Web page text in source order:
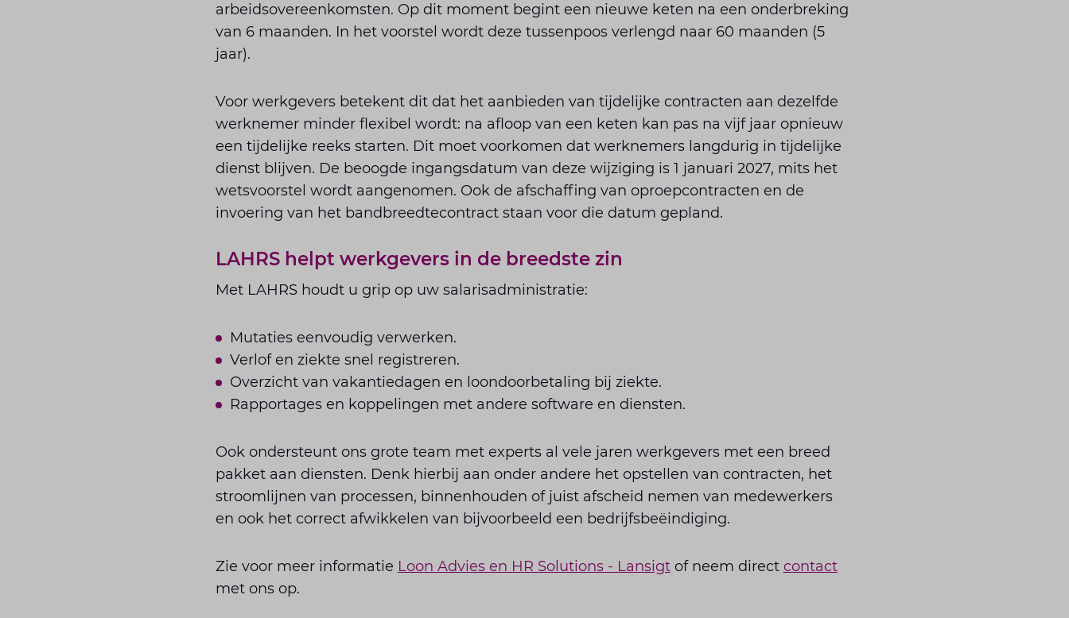
arbeidsovereenkomsten. Op dit moment begint een nieuwe keten na een onderbreking
van 6 maanden. In het voorstel wordt deze tussenpoos verlengd naar 60 maanden (5
jaar).
Voor werkgevers betekent dit dat het aanbieden van tijdelijke contracten aan dezelfde
werknemer minder flexibel wordt: na afloop van een keten kan pas na vijf jaar opnieuw
een tijdelijke reeks starten. Dit moet voorkomen dat werknemers langdurig in tijdelijke
dienst blijven. De beoogde ingangsdatum van deze wijziging is 1 januari 2027, mits het
wetsvoorstel wordt aangenomen. Ook de afschaffing van oproepcontracten en de
invoering van het bandbreedtecontract staan voor die datum gepland.
LAHRS helpt werkgevers in de breedste zin
Met LAHRS houdt u grip op uw salarisadministratie:
Mutaties eenvoudig verwerken.
Verlof en ziekte snel registreren.
Overzicht van vakantiedagen en loondoorbetaling bij ziekte.
Rapportages en koppelingen met andere software en diensten.
Ook ondersteunt ons grote team met experts al vele jaren werkgevers met een breed
pakket aan diensten. Denk hierbij aan onder andere het opstellen van contracten, het
stroomlijnen van processen, binnenhouden of juist afscheid nemen van medewerkers
en ook het correct afwikkelen van bijvoorbeeld een bedrijfsbeëindiging.
Zie voor meer informatie Loon Advies en HR Solutions - Lansigtof neem direct contact
met ons op.